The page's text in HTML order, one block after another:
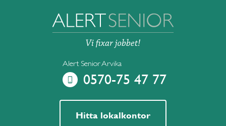
Alert Senior Arvika
0570-75 47 77
Hitta lokalkontor